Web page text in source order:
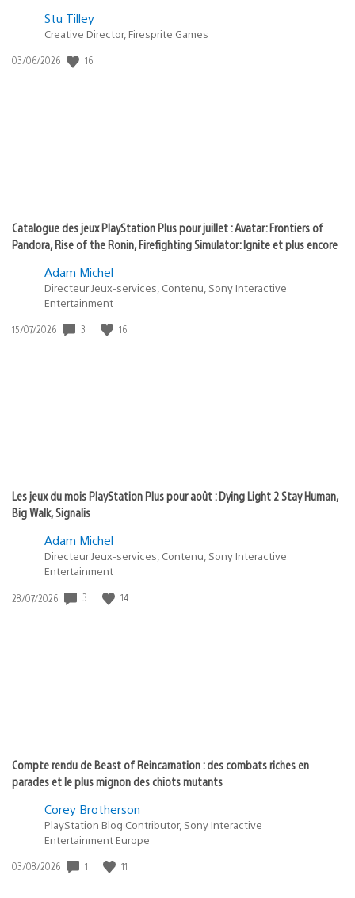
Postée
:
Stu Tilley
Creative Director, Firesprite Games
Date
03/06/2026 16
Catalogue des jeux PlayStation Plus pour juillet : Avatar: Frontiers of
Pandora, Rise of the Ronin, Firefighting Simulator: Ignite et plus encore
Adam Michel
Directeur Jeux-services, Contenu, Sony Interactive
Entertainment
Date
15/07/2026 3 16
Les jeux du mois PlayStation Plus pour août : Dying Light 2 Stay Human,
Big Walk, Signalis
Adam Michel
Directeur Jeux-services, Contenu, Sony Interactive
Entertainment
Date
28/07/2026 3 14
Compte rendu de Beast of Reincarnation : des combats riches en
parades et le plus mignon des chiots mutants
Corey Brotherson
PlayStation Blog Contributor, Sony Interactive
Entertainment Europe
Date
03/08/2026 1 11